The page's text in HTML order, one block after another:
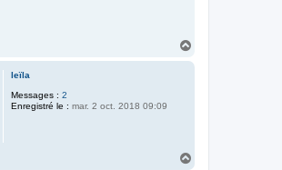
leïla
Messages : 2
Enregistré le : mar. 2 oct. 2018 09:09